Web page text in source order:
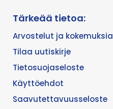
Tärkeää tietoa:
Arvostelut ja kokemuksia
Tilaa uutiskirje
Tietosuojaseloste
Käyttöehdot
Saavutettavuusseloste